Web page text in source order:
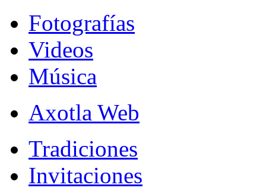
Fotografías
Videos
Música
Axotla Web
Tradiciones
Invitaciones